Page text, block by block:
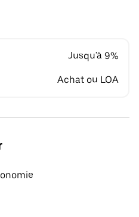
Jusqu'à 9%
Achat ou LOA